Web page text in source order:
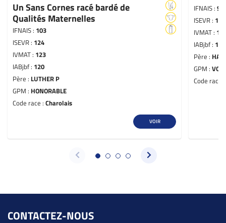
Un Sans Cornes racé bardé de
Qualités Maternelles
IFNAIS : 103
ISEVR : 124
IVMAT : 123
IABjbf : 120
Père : LUTHER P
GPM : HONORABLE
Code race : Charolais
VOIR
IFNAIS :93
ISEVR : 123
IVMAT :
IABjbf : 124
Père :
GPM :
Code race
CONTACTEZ-NOUS